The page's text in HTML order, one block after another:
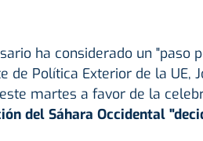
ha considerado un "paso
de Política Exterior de la UE,
martes a favor de la
del Sáhara Occidental